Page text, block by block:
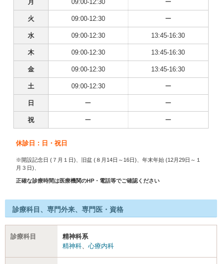
月 09:00-12:30 ー
火 09:00-12:30 ー
水 09:00-12:30 13:45-16:30
木 09:00-12:30 13:45-16:30
金 09:00-12:30 13:45-16:30
土 09:00-12:30 ー
日 ー ー
祝 ー ー
休診日：日・祝日
※開設記念日 (７月１日)、旧盆 (８月14日～16日)、年末年始 (12月29日～１
月３日)、
正確な診療時間は医療機関のHP・電話等でご確認ください
診療科目、専門外来、専門医・資格
診療科目
精神科系
精神科、 心療内科